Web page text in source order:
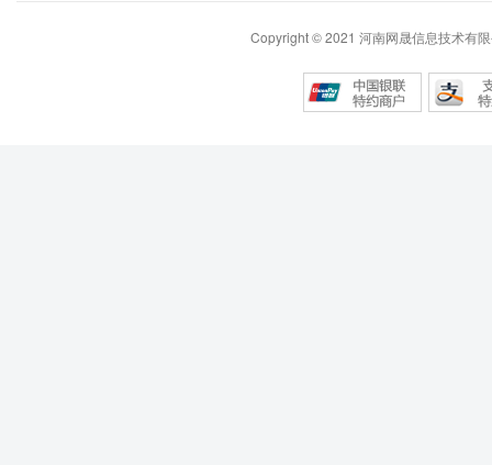
Copyright © 2021 河南网晟信息技术有